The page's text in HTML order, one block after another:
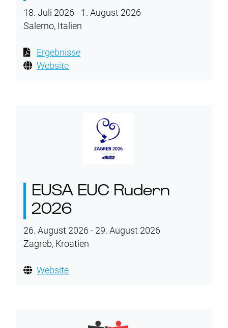
18. Juli 2026 - 1. August 2026
Salerno, Italien
Ergebnisse
Website
EUSA EUC Rudern
2026
26. August 2026 - 29. August 2026
Zagreb, Kroatien
Website